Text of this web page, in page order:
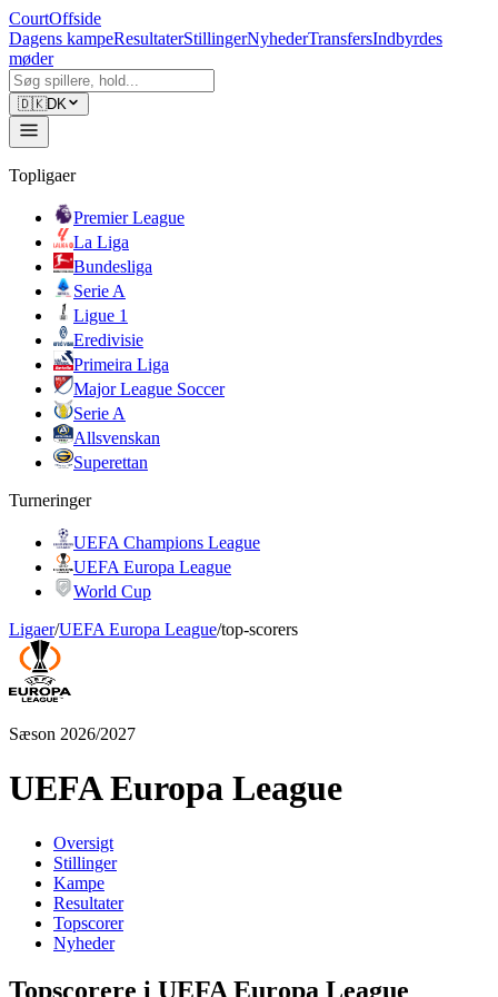
CourtOffside
Dagens kampeResultaterStillingerNyhederTransfersIndbyrdes
møder
🇩🇰DK
Topligaer
Premier League
La Liga
Bundesliga
Serie A
Ligue 1
Eredivisie
Primeira Liga
Major League Soccer
Serie A
Allsvenskan
Superettan
Turneringer
UEFA Champions League
UEFA Europa League
World Cup
Ligaer/UEFA Europa League/top-scorers
Sæson 2026/2027
UEFA Europa League
Oversigt
Stillinger
Kampe
Resultater
Topscorer
Nyheder
Topscorere i UEFA Europa League